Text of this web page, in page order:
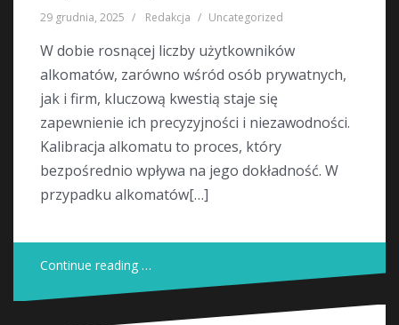
29 grudnia, 2025 Redakcja Uncategorized
W dobie rosnącej liczby użytkowników
alkomatów, zarówno wśród osób prywatnych,
jak i firm, kluczową kwestią staje się
zapewnienie ich precyzyjności i niezawodności.
Kalibracja alkomatu to proces, który
bezpośrednio wpływa na jego dokładność. W
przypadku alkomatów[…]
Continue reading …